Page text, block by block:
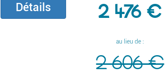
Détails 2 476 €
au lieu de :
2 606 €